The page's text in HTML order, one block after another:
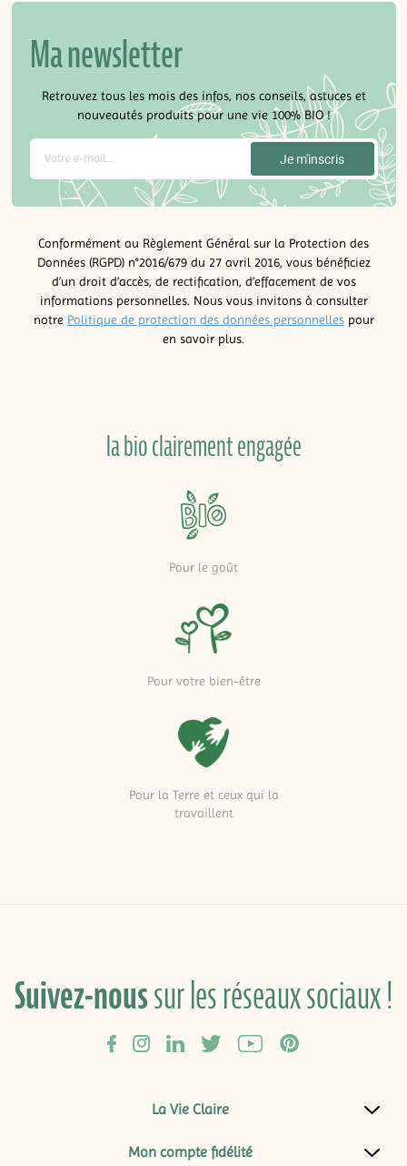
Ma newsletter
Retrouvez tous les mois des infos, nos conseils, astuces et
nouveautés produits pour une vie 100% BIO !
Conformément au Règlement Général sur la Protection des
Données (RGPD) n°2016/679 du 27 avril 2016, vous bénéficiez
d’un droit d’accès, de rectification, d’effacement de vos
informations personnelles. Nous vous invitons à consulter
notre Politique de protection des données personnellespour
en savoir plus.
la bio clairement engagée
Pour le goût
Pour votre bien-être
Pour la Terre et ceux qui la
travaillent
Suivez-noussur les réseaux sociaux !
La Vie Claire
Mon compte fidélité